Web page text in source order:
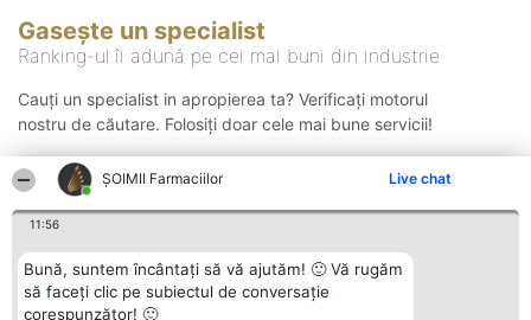
ŞOIMII Farmaciilor Live chat
11:56
Bună, suntem încântați să vă ajutăm! 🙂 Vă rugăm
să faceți clic pe subiectul de conversație
corespunzător! 🙂
Gasește un specialist
Ranking-ul îi adună pe cei mai buni din industrie
Cauți un specialist in apropierea ta? Verificați motorul
nostru de căutare. Folosiți doar cele mai bune servicii!